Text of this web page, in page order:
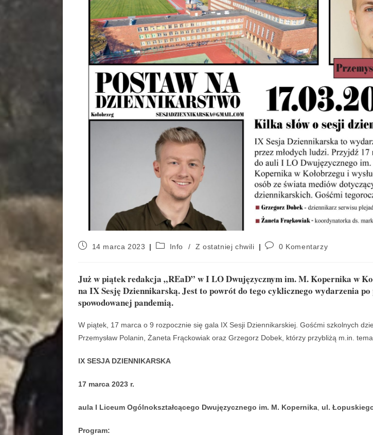
14 marca 2023 Info / Z ostatniej chwili 0 Komentarzy
Już w piątek redakcja „REaD” w I LO Dwujęzycznym im. M. Kopernika w
na IX Sesję Dziennikarską. Jest to powrót do tego cyklicznego wydarzenia
spowodowanej pandemią.
W piątek, 17 marca o 9 rozpocznie się gala IX Sesji Dziennikarskiej. Gośćmi szkolnych
Przemysław Polanin, Żaneta Frąckowiak oraz Grzegorz Dobek, którzy przybliżą m.in.
IX SESJA DZIENNIKARSKA
17 marca 2023 r.
aula I Liceum Ogólnokształcącego Dwujęzycznego im. M. Kopernika ul.
Program: